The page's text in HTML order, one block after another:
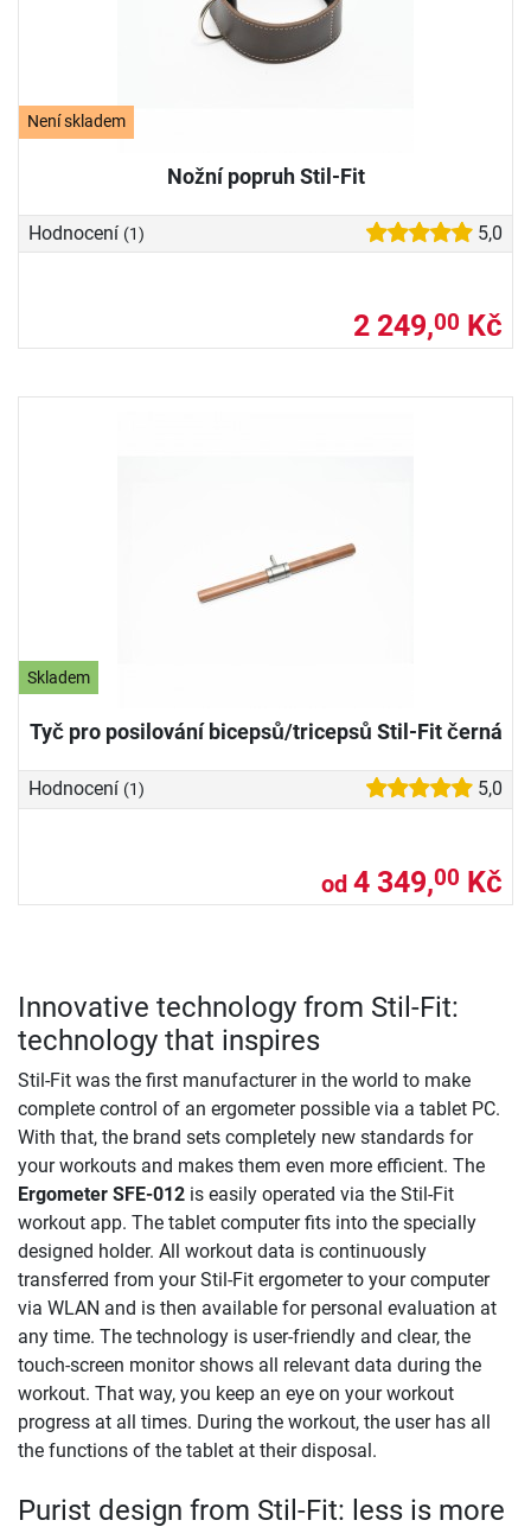
Není skladem
Nožní popruh Stil-Fit
Hodnocení (1) 5,0
2 249,00 Kč
Skladem
Tyč pro posilování bicepsů/tricepsů Stil-Fit černá
Hodnocení (1) 5,0
od 4 349,00 Kč
Innovative technology from Stil-Fit:
technology that inspires
Stil-Fit was the first manufacturer in the world to make
complete control of an ergometer possible via a tablet PC.
With that, the brand sets completely new standards for
your workouts and makes them even more efficient. The
Ergometer SFE-012 is easily operated via the Stil-Fit
workout app. The tablet computer fits into the specially
designed holder. All workout data is continuously
transferred from your Stil-Fit ergometer to your computer
via WLAN and is then available for personal evaluation at
any time. The technology is user-friendly and clear, the
touch-screen monitor shows all relevant data during the
workout. That way, you keep an eye on your workout
progress at all times. During the workout, the user has all
the functions of the tablet at their disposal.
Purist design from Stil-Fit: less is more